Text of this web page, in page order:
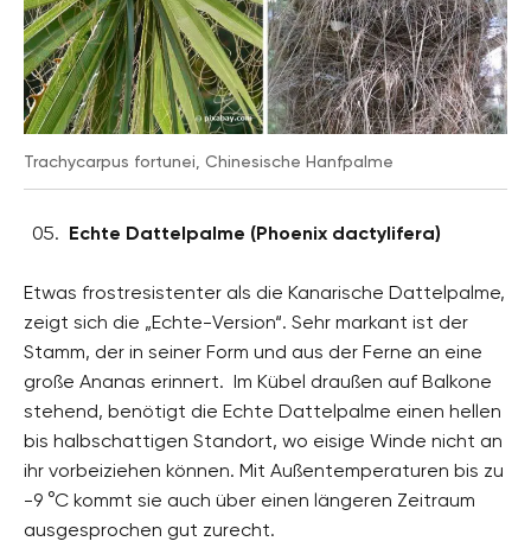
Trachycarpus fortunei, Chinesische Hanfpalme
Echte Dattelpalme (Phoenix dactylifera)
Etwas frostresistenter als die Kanarische Dattelpalme,
zeigt sich die „Echte-Version“. Sehr markant ist der
Stamm, der in seiner Form und aus der Ferne an eine
große Ananas erinnert. Im Kübel draußen auf Balkone
stehend, benötigt die Echte Dattelpalme einen hellen
bis halbschattigen Standort, wo eisige Winde nicht an
ihr vorbeiziehen können. Mit Außentemperaturen bis zu
-9 °C kommt sie auch über einen längeren Zeitraum
ausgesprochen gut zurecht.